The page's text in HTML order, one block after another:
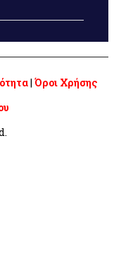
| Όροι Χρήσης